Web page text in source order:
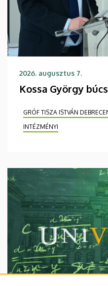
2026. augusztus 7.
Kossa György
GRÓF TISZA ISTVÁN
INTÉZMÉNYI